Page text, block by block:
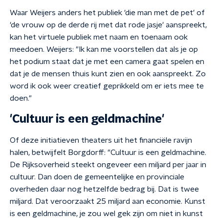
Waar Weijers anders het publiek 'die man met de pet' of
'de vrouw op de derde rij met dat rode jasje' aanspreekt,
kan het virtuele publiek met naam en toenaam ook
meedoen. Weijers: "Ik kan me voorstellen dat als je op
het podium staat dat je met een camera gaat spelen en
dat je de mensen thuis kunt zien en ook aanspreekt. Zo
word ik ook weer creatief geprikkeld om er iets mee te
doen."
'Cultuur is een geldmachine'
Of deze initiatieven theaters uit het financiële ravijn
halen, betwijfelt Borgdorff: "Cultuur is een geldmachine.
De Rijksoverheid steekt ongeveer een miljard per jaar in
cultuur. Dan doen de gemeentelijke en provinciale
overheden daar nog hetzelfde bedrag bij. Dat is twee
miljard. Dat veroorzaakt 25 miljard aan economie. Kunst
is een geldmachine, je zou wel gek zijn om niet in kunst